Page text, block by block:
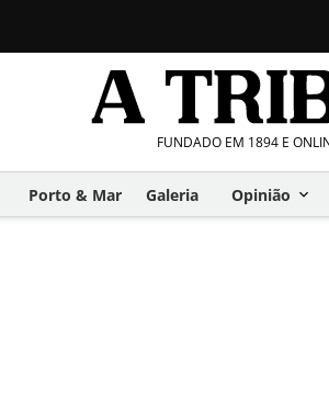
FUNDADO EM 1894 E
Porto & Mar Galeria Opinião